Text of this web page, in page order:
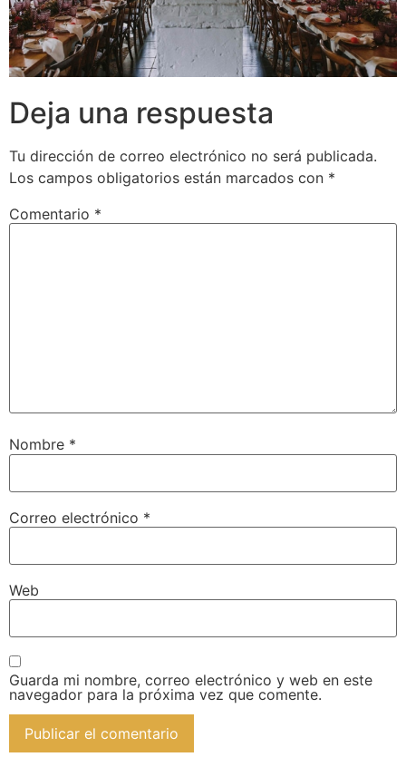
Deja una respuesta
Tu dirección de correo electrónico no será publicada.
Los campos obligatorios están marcados con *
Comentario *
Nombre *
Correo electrónico *
Web
Guarda mi nombre, correo electrónico y web en este
navegador para la próxima vez que comente.